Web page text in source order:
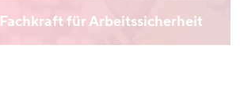
Fachkraft für Arbeitssicherheit